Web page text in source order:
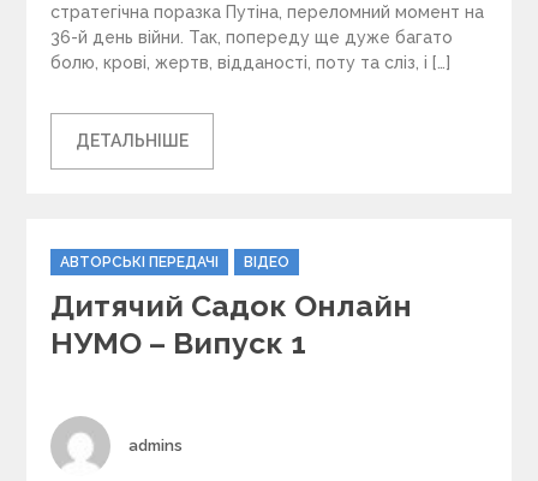
стратегічна поразка Путіна, переломний момент на
36-й день війни. Так, попереду ще дуже багато
болю, крові, жертв, відданості, поту та сліз, і […]
ДЕТАЛЬНІШЕ
C
a
t
e
g
i
e
АВТОРСЬКІ ПЕРЕДАЧІ ВІДЕО
Дитячий Садок Онлайн
НУМО – Випуск 1
Author
admins